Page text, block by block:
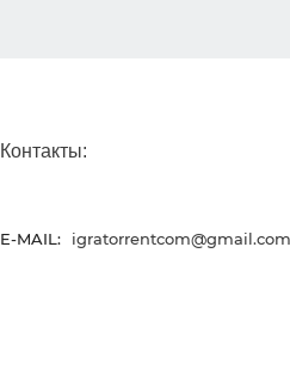
Контакты:
E-MAIL: igratorrentcom@gmail.com